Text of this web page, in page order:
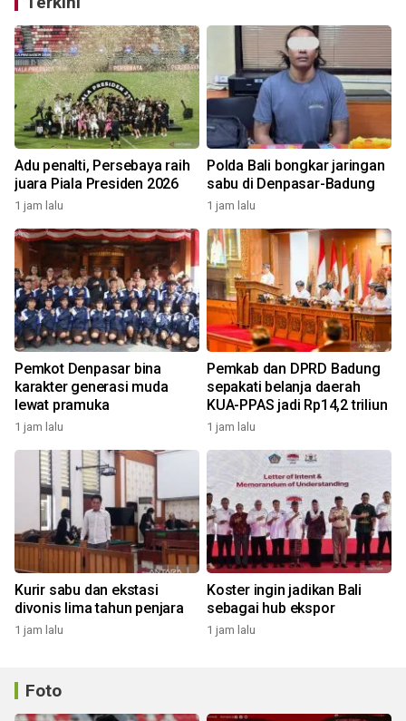
Adu penalti, Persebaya raih
juara Piala Presiden 2026
1 jam lalu
Polda Bali bongkar jaringan
sabu di Denpasar-Badung
1 jam lalu
Pemkot Denpasar bina
karakter generasi muda
lewat pramuka
1 jam lalu
Pemkab dan DPRD Badung
sepakati belanja daerah
KUA-PPAS jadi Rp14,2 triliun
1 jam lalu
Kurir sabu dan ekstasi
divonis lima tahun penjara
1 jam lalu
Koster ingin jadikan Bali
sebagai hub ekspor
1 jam lalu
Foto